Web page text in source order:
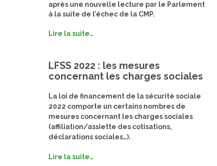
après une nouvelle lecture par le Parlement
à la suite de l’échec de la CMP.
Lire la suite…
LFSS 2022 : les mesures
concernant les charges sociales
La loi de financement de la sécurité sociale
2022 comporte un certains nombres de
mesures concernant les charges sociales
(affiliation/assiette des cotisations,
déclarations sociales…).
Lire la suite…